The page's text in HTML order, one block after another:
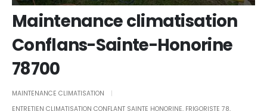
Maintenance climatisation
Conflans-Sainte-Honorine
78700
MAINTENANCE CLIMATISATION
ENTRETIEN CLIMATISATION CONFLANT SAINTE HONORINE, FRIGORISTE 78,